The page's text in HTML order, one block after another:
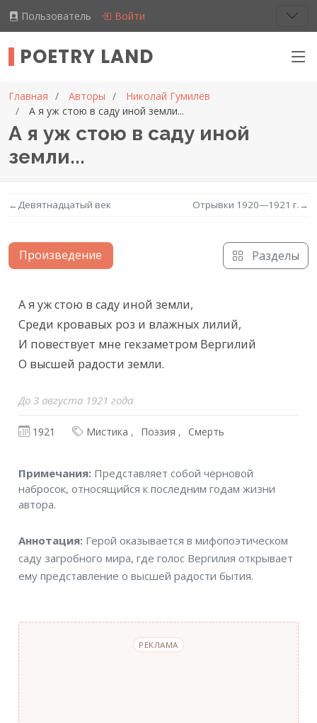
Пользователь Войти
POETRY LAND
Главная Авторы
Николай Гумилёв
А я уж стою в саду иной земли...
А я уж стою в саду иной
земли...
←Девятнадцатый век Отрывки 1920—1921 г.→
Произведение Разделы
Текст произведения
А я уж стою в саду иной земли,
Среди кровавых роз и влажных лилий,
И повествует мне гекзаметром Вергилий
О высшей радости земли.
До 3 августа 1921 года
1921 Мистика Поэзия Смерть
Примечания
Примечания: Представляет собой черновой
набросок, относящийся к последним годам жизни
автора.
Аннотация
Аннотация: Герой оказывается в мифопоэтическом
саду загробного мира, где голос Вергилия открывает
ему представление о высшей радости бытия.
РЕКЛАМА